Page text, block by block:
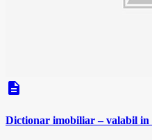
description
Dictionar imobiliar – valabil in